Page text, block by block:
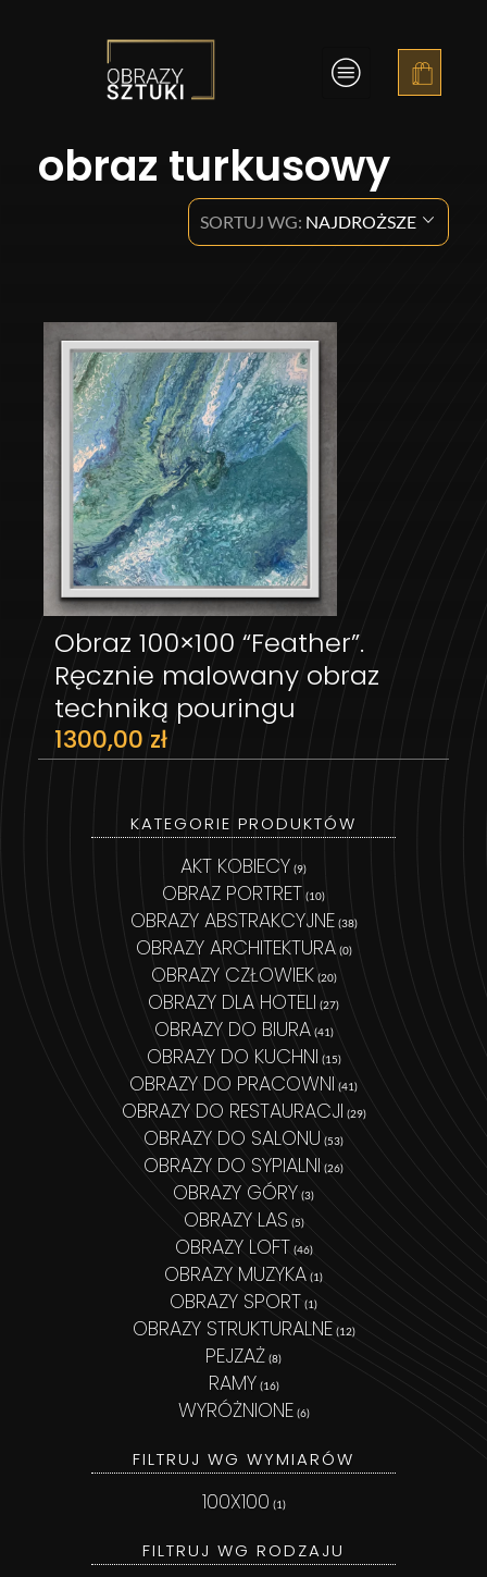
obraz turkusowy
SORTUJ WG: NAJDROŻSZE
Obraz 100×100 “Feather”.
Ręcznie malowany obraz
techniką pouringu
1300,00 zł
DODAJ DO KOSZYKA
KATEGORIE PRODUKTÓW
AKT KOBIECY (9)
OBRAZ PORTRET (10)
OBRAZY ABSTRAKCYJNE (38)
OBRAZY ARCHITEKTURA (0)
OBRAZY CZŁOWIEK (20)
OBRAZY DLA HOTELI (27)
OBRAZY DO BIURA (41)
OBRAZY DO KUCHNI (15)
OBRAZY DO PRACOWNI (41)
OBRAZY DO RESTAURACJI (29)
OBRAZY DO SALONU (53)
OBRAZY DO SYPIALNI (26)
OBRAZY GÓRY (3)
OBRAZY LAS (5)
OBRAZY LOFT (46)
OBRAZY MUZYKA (1)
OBRAZY SPORT (1)
OBRAZY STRUKTURALNE (12)
PEJZAŻ (8)
RAMY (16)
WYRÓŻNIONE (6)
FILTRUJ WG WYMIARÓW
100X100 (1)
FILTRUJ WG RODZAJU